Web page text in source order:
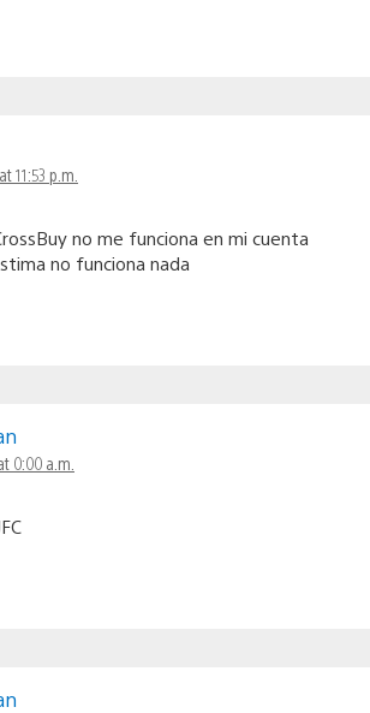
11:53 p.m.
no me funciona en mi cuenta
no funciona nada
0:00 a.m.